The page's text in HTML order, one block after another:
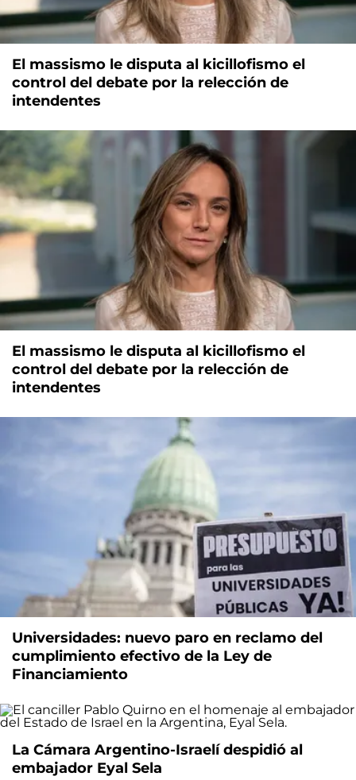
El massismo le disputa al kicillofismo el
control del debate por la relección de
intendentes
El massismo le disputa al kicillofismo el
control del debate por la relección de
intendentes
Universidades: nuevo paro en reclamo del
cumplimiento efectivo de la Ley de
Financiamiento
La Cámara Argentino-Israelí despidió al
embajador Eyal Sela